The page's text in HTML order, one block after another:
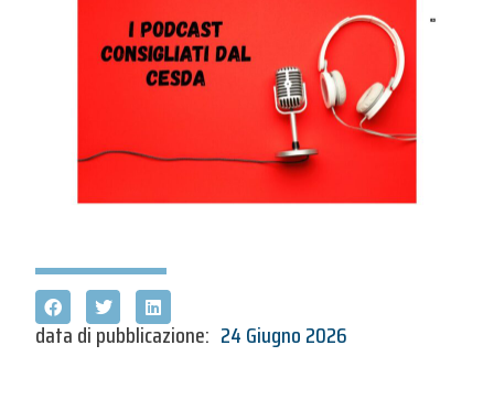
data di pubblicazione: 24 Giugno 2026